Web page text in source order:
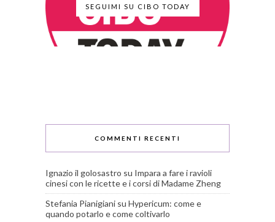
SEGUIMI SU CIBO TODAY
COMMENTI RECENTI
Ignazio il golosastro su Impara a fare i ravioli
cinesi con le ricette e i corsi di Madame Zheng
Stefania Pianigiani su Hypericum: come e
quando potarlo e come coltivarlo